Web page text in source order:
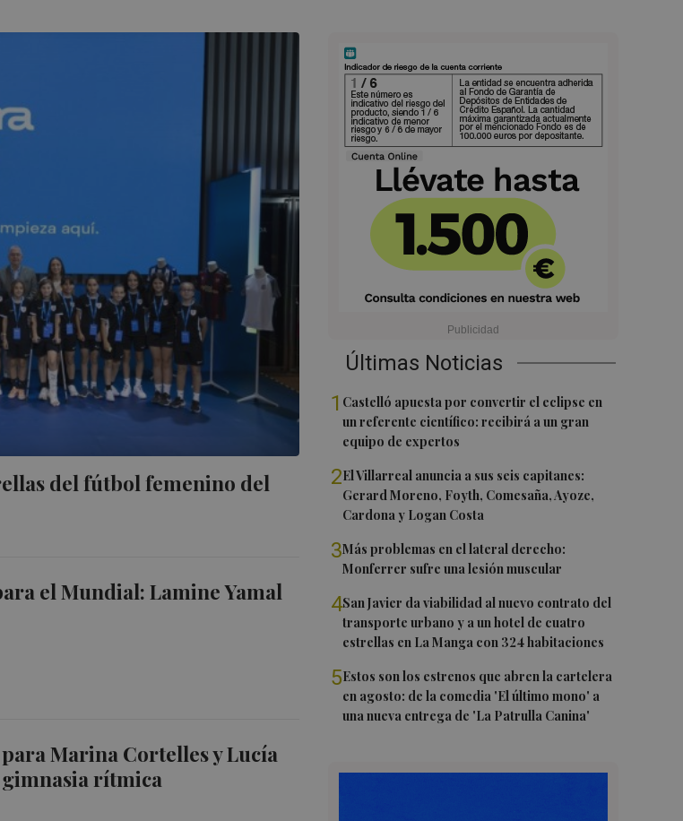
del fútbol femenino del
el Mundial: Lamine Yamal
Marina Cortelles y Lucía
rítmica
Últimas Noticias
1 Castelló apuesta por convertir el eclipse en
un referente científico: recibirá a un gran
equipo de expertos
2El Villarreal anuncia a sus seis capitanes:
Gerard Moreno, Foyth, Comesaña, Ayoze,
Cardona y Logan Costa
3Más problemas en el lateral derecho:
Monferrer sufre una lesión muscular
4San Javier da viabilidad al nuevo contrato del
transporte urbano y a un hotel de cuatro
estrellas en La Manga con 324 habitaciones
5Estos son los estrenos que abren la cartelera
en agosto: de la comedia 'El último mono' a
una nueva entrega de 'La Patrulla Canina'